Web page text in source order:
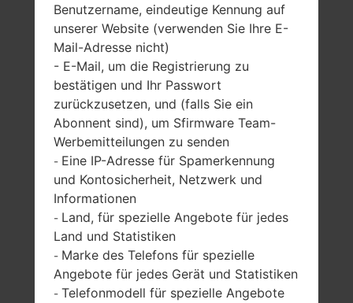
SAMSUNG GT-S7350
AUS DER ULTRA S
SERIE
Benutzername, eindeutige Kennung auf
unserer Website (verwenden Sie Ihre E-
Mail-Adresse nicht)
- E-Mail, um die Registrierung zu
bestätigen und Ihr Passwort
zurückzusetzen, und (falls Sie ein
Abonnent sind), um Sfirmware Team-
Werbemitteilungen zu senden
- Eine IP-Adresse für Spamerkennung
und Kontosicherheit, Netzwerk und
Informationen
- Land, für spezielle Angebote für jedes
Land und Statistiken
- Marke des Telefons für spezielle
Angebote für jedes Gerät und Statistiken
- Telefonmodell für spezielle Angebote